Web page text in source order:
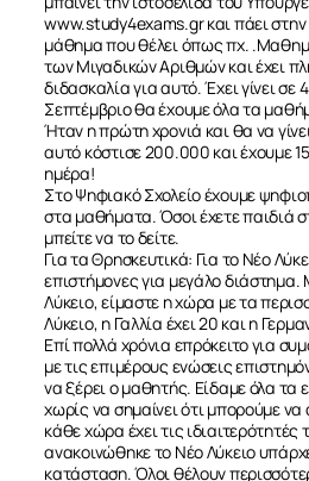
www.study4exams.gr και πάει στην
μάθημα που θέλει όπως πχ.
των Μιγαδικών Αριθμών και έχει
διδασκαλία για αυτό. Έχει γίνει σε
Σεπτέμβριο θα έχουμε όλα τα
Ήταν η πρώτη χρονιά και θα να
αυτό κόστισε 200.000 και έχουμε
ημέρα!
Στο Ψηφιακό Σχολείο έχουμε
στα μαθήματα. Όσοι έχετε παιδιά
μπείτε να το δείτε.
Για τα Θρησκευτικά: Για το Νέο
επιστήμονες για μεγάλο
Λύκειο, είμαστε η χώρα με τα
Λύκειο, η Γαλλία έχει 20 και η
Επί πολλά χρόνια επρόκειτο για
με τις επιμέρους ενώσεις
να ξέρει ο μαθητής. Είδαμε όλα τα
χωρίς να σημαίνει ότι μπορούμε να
κάθε χώρα έχει τις
ανακοινώθηκε το Νέο Λύκειο
κατάσταση. Όλοι θέλουν